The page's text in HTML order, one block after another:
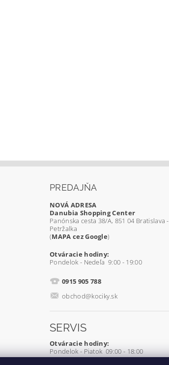
PREDAJŇA
NOVÁ ADRESA
Danubia Shopping Center
Panónska cesta 38/A, 851 04 Bratislava -
Petržalka
(MAPA cez Google)
Otváracie hodiny:
Pondelok - Nedeľa 9:00 - 19:00
0915 905 788
obchod@kociky.sk
SERVIS
Otváracie hodiny:
Pondelok - Piatok 09:00 - 18:00